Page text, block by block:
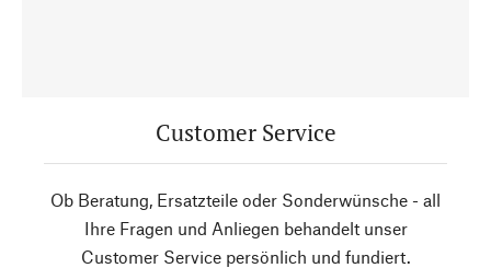
Customer Service
Ob Beratung, Ersatzteile oder Sonderwünsche - all
Ihre Fragen und Anliegen behandelt unser
Customer Service persönlich und fundiert.